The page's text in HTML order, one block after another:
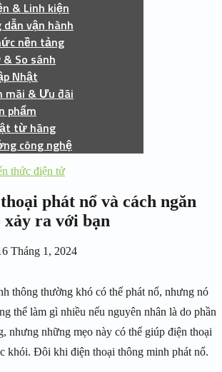
& Linh kiện
vận hành
nền tảng
& So sánh
Nhật
mãi & Ưu đãi
phẩm
từ hãng
công nghệ
thức điện tử
phát nổ và cách ngăn
xảy ra với bạn
Tháng 1, 2024
thông thường khó có thể phát nổ, nhưng nó
thể làm gì nhiều nếu nguyên nhân là do phần
nhưng những mẹo này có thể giúp điện thoại
khói. Đôi khi điện thoại thông minh phát nổ.